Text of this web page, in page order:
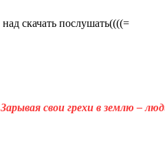
над скачать послушать((((=
Зарывая свои грехи в землю –